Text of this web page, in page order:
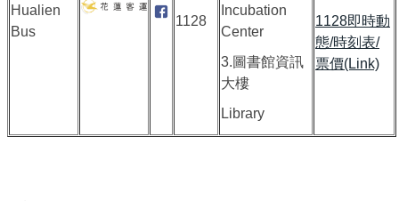
Hualien
Bus
1128
Incubation
Center
3.圖書館資訊
大樓
Library
1128即時動
態/時刻表/
票價(Link)